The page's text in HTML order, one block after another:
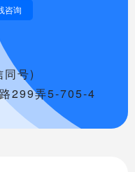
咨询
号)
299弄5-705-4